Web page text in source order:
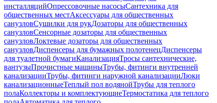
инсталляцийОпрессовочные насосыСантехника для
общественных местАксессуары для общественных
санузловСушилки для рукДозаторы для общественных
санузловСенсорные дозаторы для общественных
санузловЛоктевые дозаторы для общественных
санузловДиспенсеры для бумажных полотенецДиспенсеры
для туалетной бумагиКанализацияТросы сантехнические,
вантузыПрочистные машиныТрубы, фитинги внутренней
канализацииТрубы, фитинги наружной канализацииЛюки
канализационныеТеплый пол водянойТрубы для теплого
полаКоллекторы и комплектующиеТермостатика для теплого